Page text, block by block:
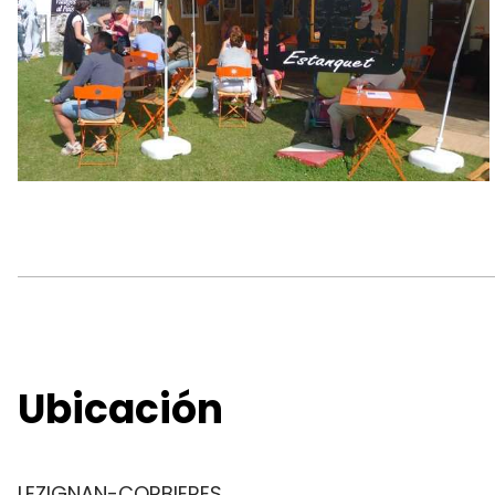
Ubicación